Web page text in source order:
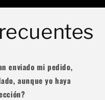
enviado mi pedido,
aunque yo haya